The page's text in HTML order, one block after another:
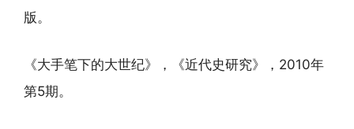
版。
《大手笔下的大世纪》，《近代史研究》，2010年
第5期。